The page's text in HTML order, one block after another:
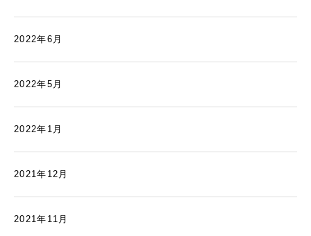
2022年6月
2022年5月
2022年1月
2021年12月
2021年11月